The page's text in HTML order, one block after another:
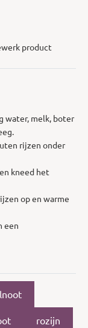
product
water, melk, boter
rijzen onder
kneed het
op en warme
een
rozijn